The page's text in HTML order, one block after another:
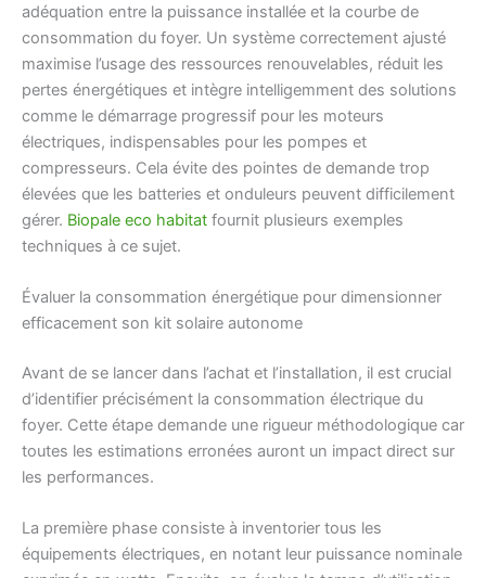
adéquation entre la puissance installée et la courbe de
consommation du foyer. Un système correctement ajusté
maximise l’usage des ressources renouvelables, réduit les
pertes énergétiques et intègre intelligemment des solutions
comme le démarrage progressif pour les moteurs
électriques, indispensables pour les pompes et
compresseurs. Cela évite des pointes de demande trop
élevées que les batteries et onduleurs peuvent difficilement
gérer. Biopale eco habitat fournit plusieurs exemples
techniques à ce sujet.
Évaluer la consommation énergétique pour dimensionner
efficacement son kit solaire autonome
Avant de se lancer dans l’achat et l’installation, il est crucial
d’identifier précisément la consommation électrique du
foyer. Cette étape demande une rigueur méthodologique car
toutes les estimations erronées auront un impact direct sur
les performances.
La première phase consiste à inventorier tous les
équipements électriques, en notant leur puissance nominale